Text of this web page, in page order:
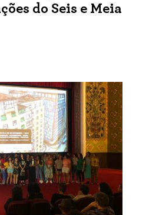
do Seis e Meia